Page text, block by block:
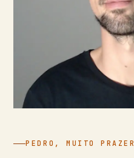
PEDRO, MUITO PRAZER